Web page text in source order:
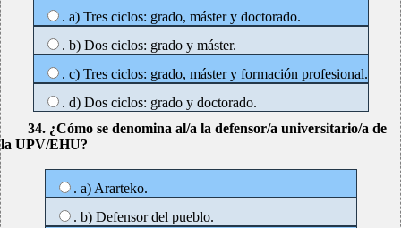
. a) Tres ciclos: grado, máster y doctorado.
. b) Dos ciclos: grado y máster.
. c) Tres ciclos: grado, máster y formación profesional.
. d) Dos ciclos: grado y doctorado.
34. ¿Cómo se denomina al/a la defensor/a universitario/a de
la UPV/EHU?
. a) Ararteko.
. b) Defensor del pueblo.